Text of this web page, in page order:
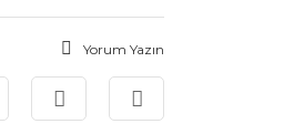
Yorum Yazın